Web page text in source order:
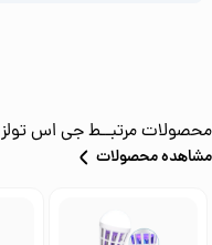
محصولات مرتبــطجی اس تولز
مشاهده محصولات